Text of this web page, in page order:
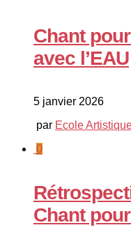
Chant
avec l’EAU
5 janvier 2026
par Ecole
0
Chant